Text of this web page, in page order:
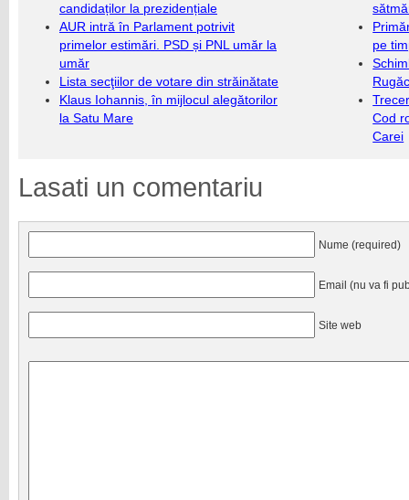
candidaților la prezidențiale
AUR intră în Parlament potrivit
primelor estimări. PSD și PNL umăr la
umăr
Lista secţiilor de votare din străinătate
Klaus Iohannis, în mijlocul alegătorilor
la Satu Mare
pe
Cod
Carei
Lasati un comentariu
Nume (required)
Email (nu va fi
Site web